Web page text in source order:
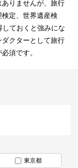
りませんが、旅行
定、世界遺産検
ておくと強みにな
クターとして旅行
須です。
東京都